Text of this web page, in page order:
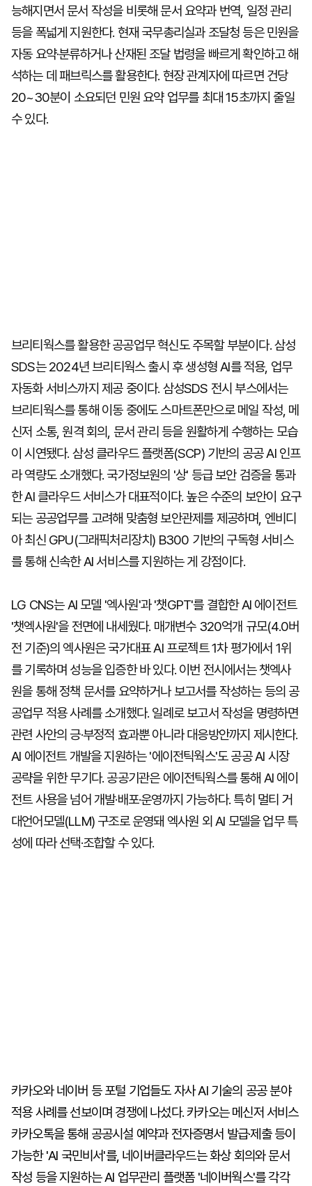
능해지면서 문서 작성을 비롯해 문서 요약과 번역, 일정 관리
등을 폭넓게 지원한다. 현재 국무총리실과 조달청 등은 민원을
자동 요약·분류하거나 산재된 조달 법령을 빠르게 확인하고 해
석하는 데 패브릭스를 활용한다. 현장 관계자에 따르면 건당
20~30분이 소요되던 민원 요약 업무를 최대 15초까지 줄일
수 있다.
브리티웍스를 활용한 공공업무 혁신도 주목할 부분이다. 삼성
SDS는 2024년 브리티웍스 출시 후 생성형 AI를 적용, 업무
자동화 서비스까지 제공 중이다. 삼성SDS 전시 부스에서는
브리티웍스를 통해 이동 중에도 스마트폰만으로 메일 작성, 메
신저 소통, 원격 회의, 문서 관리 등을 원활하게 수행하는 모습
이 시연됐다. 삼성 클라우드 플랫폼(SCP) 기반의 공공 AI 인프
라 역량도 소개했다. 국가정보원의 '상' 등급 보안 검증을 통과
한 AI 클라우드 서비스가 대표적이다. 높은 수준의 보안이 요구
되는 공공업무를 고려해 맞춤형 보안관제를 제공하며, 엔비디
아 최신 GPU(그래픽처리장치) B300 기반의 구독형 서비스
를 통해 신속한 AI 서비스를 지원하는 게 강점이다.
LG CNS는 AI 모델 '엑사원'과 '챗GPT'를 결합한 AI 에이전트
'챗엑사원'을 전면에 내세웠다. 매개변수 320억개 규모(4.0버
전 기준)의 엑사원은 국가대표 AI 프로젝트 1차 평가에서 1위
를 기록하며 성능을 입증한 바 있다. 이번 전시에서는 챗엑사
원을 통해 정책 문서를 요약하거나 보고서를 작성하는 등의 공
공업무 적용 사례를 소개했다. 일례로 보고서 작성을 명령하면
관련 사안의 긍·부정적 효과뿐 아니라 대응방안까지 제시한다.
AI 에이전트 개발을 지원하는 '에이전틱웍스'도 공공 AI 시장
공략을 위한 무기다. 공공기관은 에이전틱웍스를 통해 AI 에이
전트 사용을 넘어 개발·배포·운영까지 가능하다. 특히 멀티 거
대언어모델(LLM) 구조로 운영돼 엑사원 외 AI 모델을 업무 특
성에 따라 선택·조합할 수 있다.
카카오와 네이버 등 포털 기업들도 자사 AI 기술의 공공 분야
적용 사례를 선보이며 경쟁에 나섰다. 카카오는 메신저 서비스
카카오톡을 통해 공공시설 예약과 전자증명서 발급·제출 등이
가능한 'AI 국민비서'를, 네이버클라우드는 화상 회의와 문서
작성 등을 지원하는 AI 업무관리 플랫폼 '네이버웍스'를 각각